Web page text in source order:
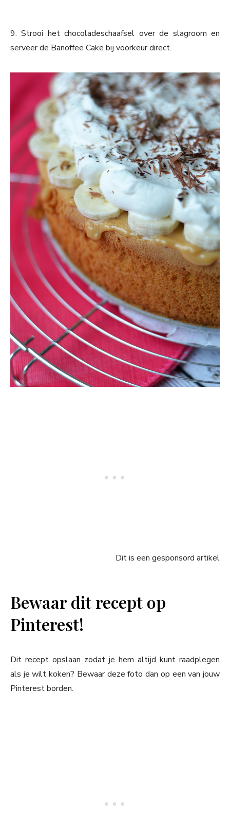
9. Strooi het chocoladeschaafsel over de slagroom en
serveer de Banoffee Cake bij voorkeur direct.
Dit is een gesponsord artikel
Bewaar dit recept op
Pinterest!
Dit recept opslaan zodat je hem altijd kunt raadplegen
als je wilt koken? Bewaar deze foto dan op een van jouw
Pinterest borden.